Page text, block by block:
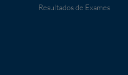
Resultados de Exames